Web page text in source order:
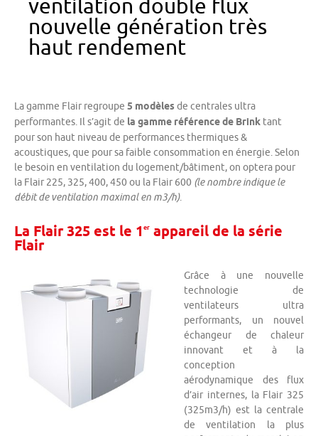
ventilation double flux
nouvelle génération très
haut rendement
La gamme Flair regroupe 5 modèlesde centrales ultra
performantes. Il s’agit de la gamme référence de Brink tant
pour son haut niveau de performances thermiques &
acoustiques, que pour sa faible consommation en énergie. Selon
le besoin en ventilation du logement/bâtiment, on optera pour
la Flair 225, 325, 400, 450 ou la Flair 600 (le nombre indique le
débit de ventilation maximal en m3/h).
La Flair 325 est le 1 er appareil de la série
Flair
Grâce à une nouvelle
technologie de
ventilateurs ultra
performants, un nouvel
échangeur de chaleur
innovant et à la
conception
aérodynamique des flux
d’air internes, la Flair 325
(325m3/h) est la centrale
de ventilation la plus